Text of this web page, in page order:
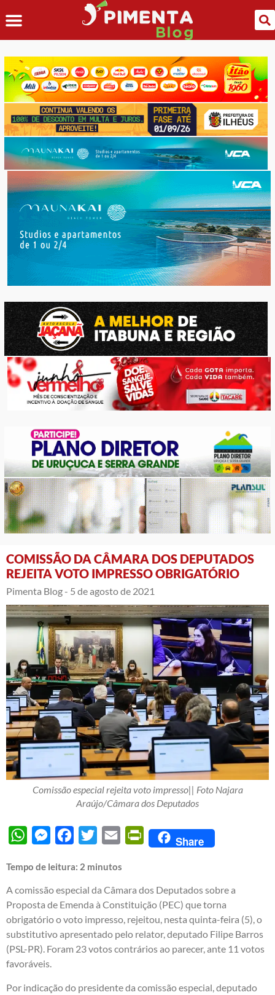
COMISSÃO DA CÂMARA DOS DEPUTADOS
REJEITA VOTO IMPRESSO OBRIGATÓRIO
Pimenta Blog - 5 de agosto de 2021
Comissão especial rejeita voto impresso|| Foto Najara
Araújo/Câmara dos Deputados
WhatsAppMessengerFacebook
Twitter Email PrintFriendly
Share
Tempo de leitura: 2 minutos
A comissão especial da Câmara dos Deputados sobre a
Proposta de Emenda à Constituição (PEC) que torna
obrigatório o voto impresso, rejeitou, nesta quinta-feira (5), o
substitutivo apresentado pelo relator, deputado Filipe Barros
(PSL-PR). Foram 23 votos contrários ao parecer, ante 11 votos
favoráveis.
Por indicação do presidente da comissão especial, deputado